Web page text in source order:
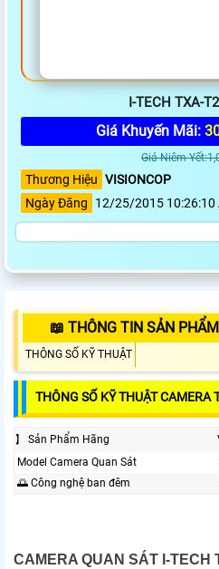
I-TECH TXA-
Giá Khuyến Mãi:
Giá Niêm
Thương Hiệu VISIONCOP
Ngày Đăng
12/25/2015 10:26:10
📖 THÔNG TIN SẢN
THÔNG SỐ KỸ THUẬT
THÔNG SỐ KỸ THUẬT CAMERA
】 Sản Phẩm Hãng
Model Camera Quan Sát
🌅 Công nghệ ban đêm
CAMERA QUAN SÁT I-TECH